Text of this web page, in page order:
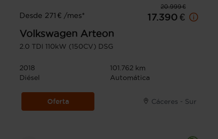
20.999 €
Desde 271 € /mes*
17.390 €
Volkswagen Arteon
2.0 TDI 110kW (150CV) DSG
2018
101.762 km
Diésel
Automática
Oferta Cáceres - Sur